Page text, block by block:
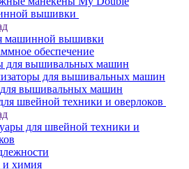
вышивки
машинной вышивки
обеспечение
для вышивальных машин
для вышивальных машин
вышивальных машин
швейной техники и оверлоков
для швейной техники и
и химия